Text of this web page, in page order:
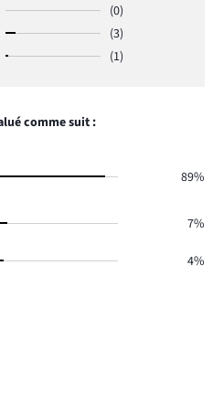
(0)
(3)
(1)
comme suit :
89%
7%
4%